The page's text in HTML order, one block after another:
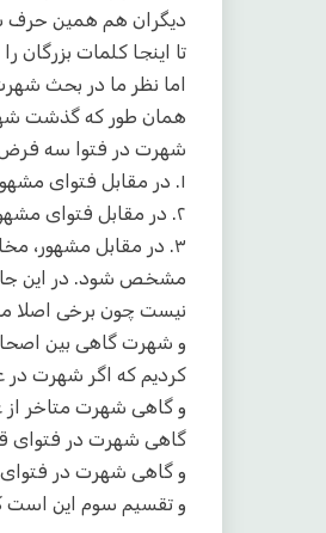
دیگران هم همین حرف
تا اینجا کلمات بزرگان
اما نظر ما در بحث
همان طور که گذشت
شهرت در فتوا سه فرض
۱. در مقابل فتوای مشهور، فتوای شاذ است.
۲. در مقابل فتوای مشهور، فتوای مشهور دیگر قرار دارد.
۳. در مقابل مشهور،
مشخص شود. در این جا
نیست چون برخی اصلا
و شهرت گاهی بین
کردیم که اگر شهرت
و گاهی شهرت متاخر
گاهی شهرت در فتوای
و گاهی شهرت در
و تقسیم سوم این است